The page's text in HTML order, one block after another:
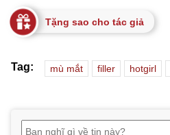
Tặng sao cho tác giả
Tag: mù mắt filler hotgirl